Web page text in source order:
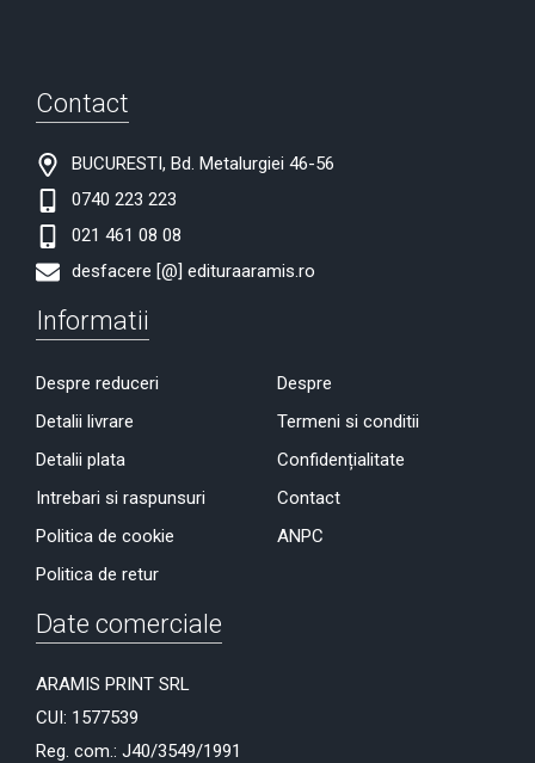
Contact
BUCURESTI, Bd. Metalurgiei 46-56
0740 223 223
021 461 08 08
desfacere [@] edituraaramis.ro
Informatii
Despre reduceri
Detalii livrare
Detalii plata
Intrebari si raspunsuri
Politica de cookie
Politica de retur
Despre
Termeni si conditii
Confidențialitate
Contact
ANPC
Date comerciale
ARAMIS PRINT SRL
CUI: 1577539
Reg. com.: J40/3549/1991